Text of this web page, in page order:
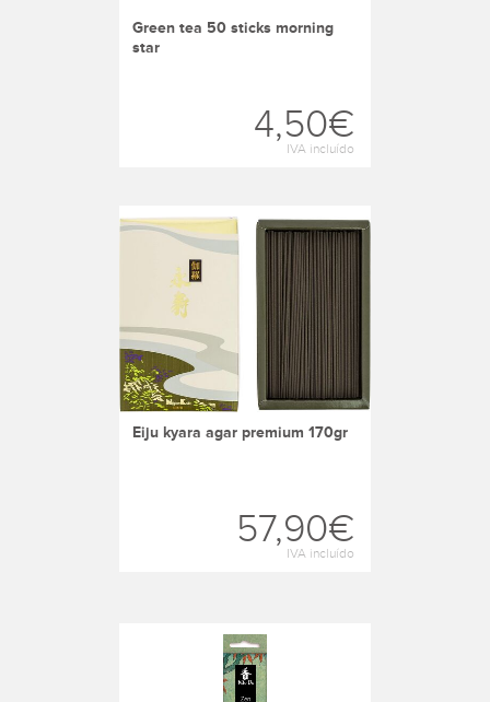
green tea 50 sticks morning
star
4,50€
IVA incluído
eiju kyara agar premium 170gr
57,90€
IVA incluído